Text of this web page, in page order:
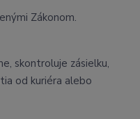
Zákonom.
skontroluje zásielku,
od kuriéra alebo